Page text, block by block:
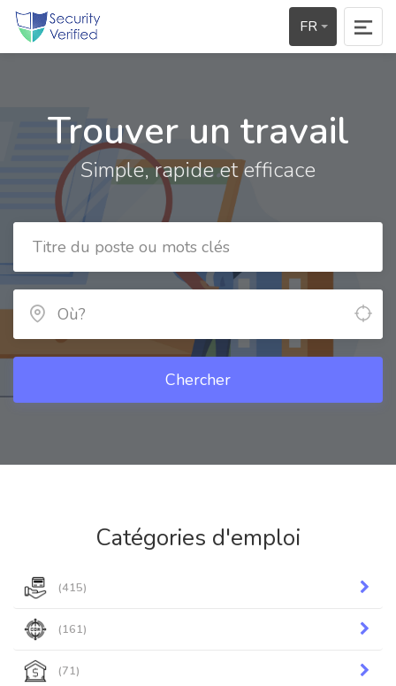
FR
Trouver un travail
Simple, rapide et efficace
Chercher
Catégories d'emploi
(415)
(161)
(71)